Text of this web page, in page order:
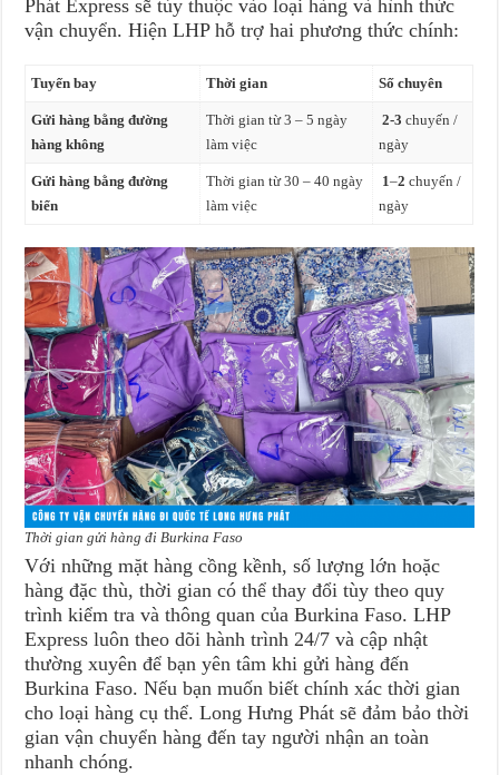
Phát Express sẽ tùy thuộc vào loại hàng và hình thức
vận chuyển. Hiện LHP hỗ trợ hai phương thức chính:
Tuyến bay Thời gian Số chuyên
Gửi hàng bằng đường
hàng không
Thời gian từ 3 – 5 ngày
làm việc
2-3 chuyến /
ngày
Gửi hàng bằng đường
biển
Thời gian từ 30 – 40 ngày
làm việc
1–2 chuyến /
ngày
Thời gian gửi hàng đi Burkina Faso
Với những mặt hàng cồng kềnh, số lượng lớn hoặc
hàng đặc thù, thời gian có thể thay đổi tùy theo quy
trình kiểm tra và thông quan của Burkina Faso. LHP
Express luôn theo dõi hành trình 24/7 và cập nhật
thường xuyên để bạn yên tâm khi gửi hàng đến
Burkina Faso. Nếu bạn muốn biết chính xác thời gian
cho loại hàng cụ thể. Long Hưng Phát sẽ đảm bảo thời
gian vận chuyển hàng đến tay người nhận an toàn
nhanh chóng.